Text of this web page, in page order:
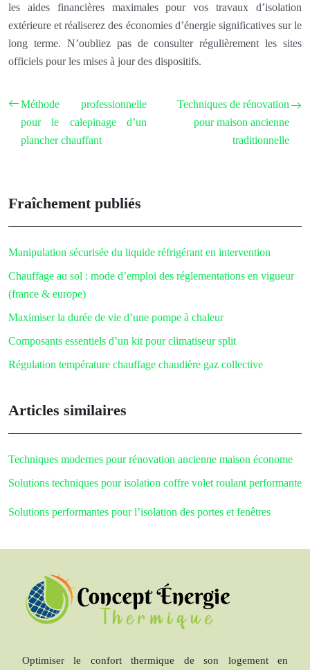
les aides financières maximales pour vos travaux d’isolation
extérieure et réaliserez des économies d’énergie significatives sur le
long terme. N’oubliez pas de consulter régulièrement les sites
officiels pour les mises à jour des dispositifs.
Méthode professionnelle
pour le calepinage d’un
plancher chauffant
Techniques de rénovation
pour maison ancienne
traditionnelle
Fraîchement publiés
Manipulation sécurisée du liquide réfrigérant en intervention
Chauffage au sol : mode d’emploi des réglementations en vigueur
(france & europe)
Maximiser la durée de vie d’une pompe à chaleur
Composants essentiels d’un kit pour climatiseur split
Régulation température chauffage chaudière gaz collective
Articles similaires
Techniques modernes pour rénovation ancienne maison économe
Solutions techniques pour isolation coffre volet roulant performante
Solutions performantes pour l’isolation des portes et fenêtres
Optimiser le confort thermique de son logement en